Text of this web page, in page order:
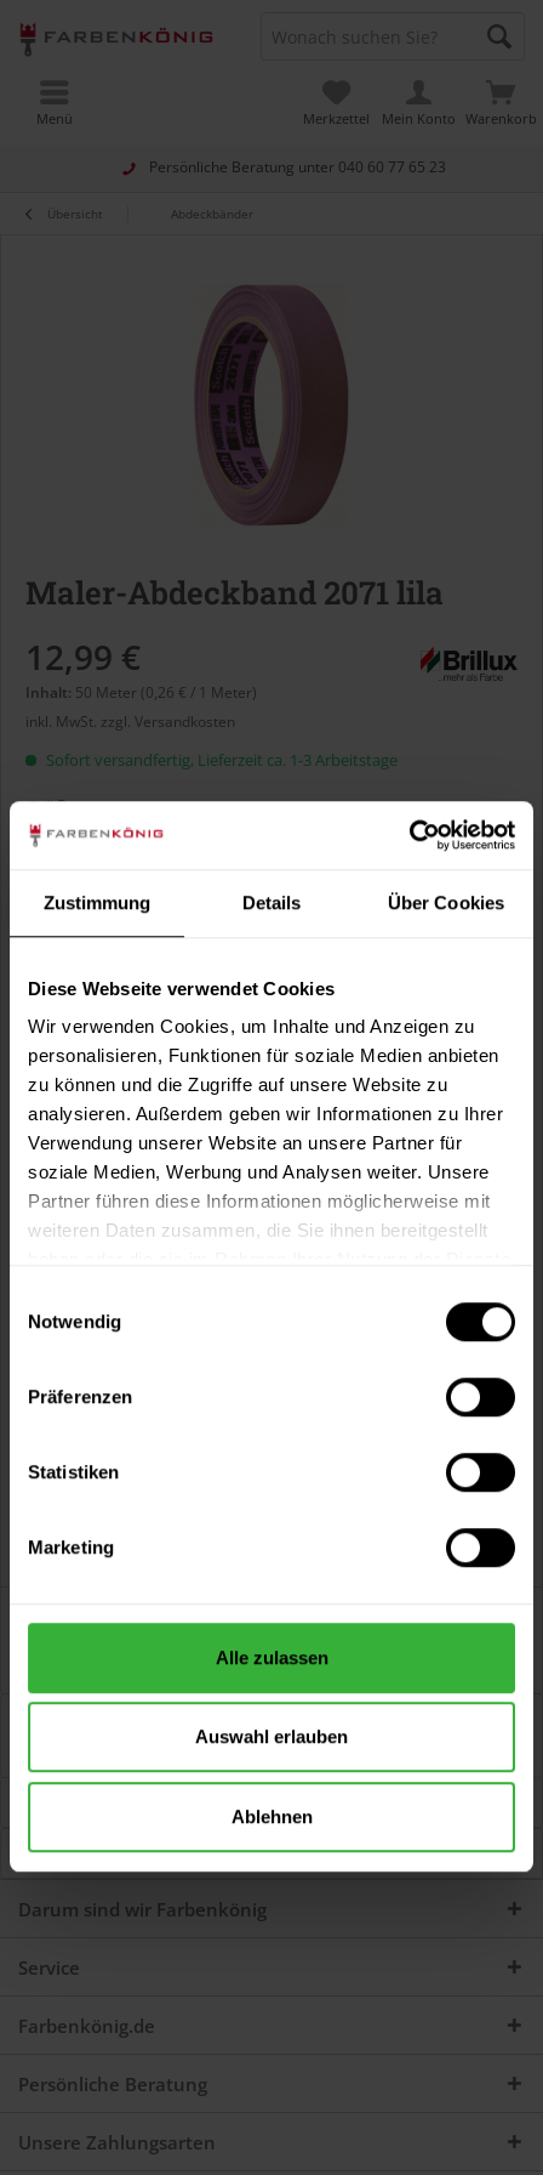
Zustimmung Details Über Cookies
Diese Webseite verwendet Cookies
Wir verwenden Cookies, um Inhalte und Anzeigen zu
personalisieren, Funktionen für soziale Medien anbieten
zu können und die Zugriffe auf unsere Website zu
analysieren. Außerdem geben wir Informationen zu Ihrer
Verwendung unserer Website an unsere Partner für
soziale Medien, Werbung und Analysen weiter. Unsere
Partner führen diese Informationen möglicherweise mit
weiteren Daten zusammen, die Sie ihnen bereitgestellt
Notwendig
Präferenzen
Statistiken
Marketing
Alle zulassen
Auswahl erlauben
Ablehnen
Persönliche Beratung unter 040 60 77 65 23
Warenkorb
Merkzettel Mein Konto
Menü
Übersicht Abdeckbänder
Maler-Abdeckband 2071 lila
12,99 €
Inhalt: 50 Meter (0,26 € / 1 Meter)
inkl. MwSt. zzgl. Versandkosten
Sofort versandfertig, Lieferzeit ca. 1-3 Arbeitstage
Größe:
In denWarenkorb
Merken Fragen zum Artikel?
Artikel-Nr.: BX3013
Sie möchten eine größere Menge kaufen
und wünschen ein Angebot?
Versand innerhalb von 48h*
Maler-Abdeckband 2071 lila Hochreißfestes, schmiegsames,
faserverstärktes Papier-Abdeckband....
Kunden haben sich ebenfalls angesehen
Darum sind wir Farbenkönig
Service
Farbenkönig.de
Persönliche Beratung
Unsere Zahlungsarten